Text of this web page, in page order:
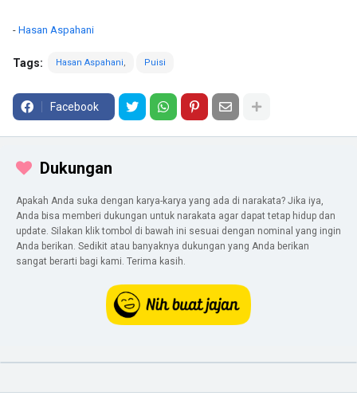
- Hasan Aspahani
Tags: Hasan Aspahani Puisi
Facebook
Dukungan
Apakah Anda suka dengan karya-karya yang ada di narakata? Jika iya,
Anda bisa memberi dukungan untuk narakata agar dapat tetap hidup dan
update. Silakan klik tombol di bawah ini sesuai dengan nominal yang ingin
Anda berikan. Sedikit atau banyaknya dukungan yang Anda berikan
sangat berarti bagi kami. Terima kasih.